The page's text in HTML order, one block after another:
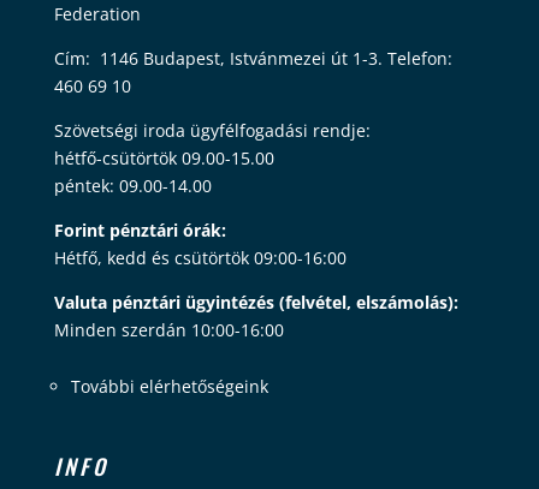
Federation
Cím: 1146 Budapest, Istvánmezei út 1-3. Telefon:
460 69 10
Szövetségi iroda ügyfélfogadási rendje:
hétfő-csütörtök 09.00-15.00
péntek: 09.00-14.00
Forint pénztári órák:
Hétfő, kedd és csütörtök 09:00-16:00
Valuta pénztári ügyintézés (felvétel, elszámolás):
Minden szerdán 10:00-16:00
További elérhetőségeink
INFO